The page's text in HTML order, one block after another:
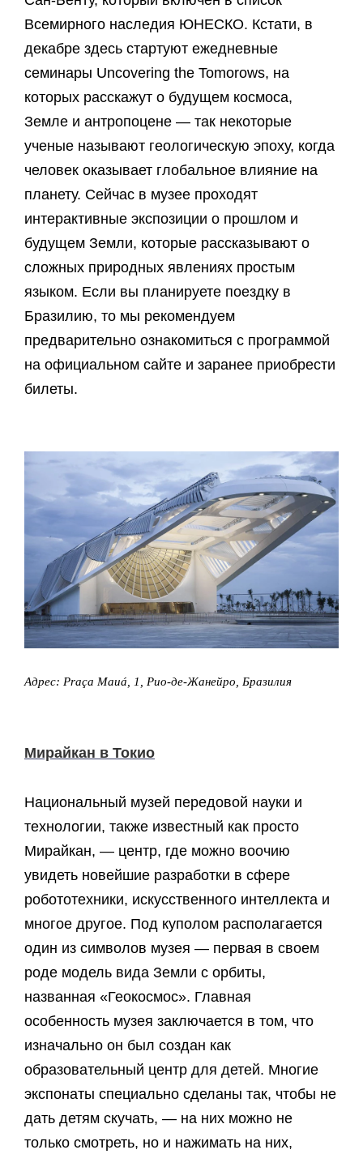
Всемирного наследия ЮНЕСКО. Кстати, в
декабре здесь стартуют ежедневные
семинары Uncovering the Tomorows, на
которых расскажут о будущем космоса,
Земле и антропоцене — так некоторые
ученые называют геологическую эпоху, когда
человек оказывает глобальное влияние на
планету. Сейчас в музее проходят
интерактивные экспозиции о прошлом и
будущем Земли, которые рассказывают о
сложных природных явлениях простым
языком. Если вы планируете поездку в
Бразилию, то мы рекомендуем
предварительно ознакомиться с программой
на официальном сайте и заранее приобрести
билеты.
Адрес: Praça Mauá, 1, Рио-де-Жанейро, Бразилия
Мирайкан в Токио
Национальный музей передовой науки и
технологии, также известный как просто
Мирайкан, — центр, где можно воочию
увидеть новейшие разработки в сфере
робототехники, искусственного интеллекта и
многое другое. Под куполом располагается
один из символов музея — первая в своем
роде модель вида Земли с орбиты,
названная «Геокосмос». Главная
особенность музея заключается в том, что
изначально он был создан как
образовательный центр для детей. Многие
экспонаты специально сделаны так, чтобы не
дать детям скучать, — на них можно не
только смотреть, но и нажимать на них,